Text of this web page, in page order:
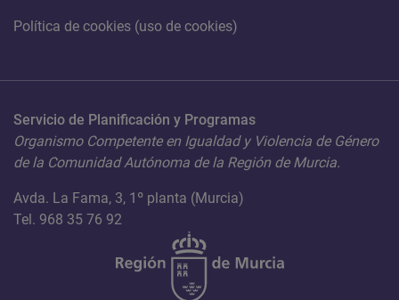
Política de cookies (uso de cookies)
Servicio de Planificación y Programas
Organismo Competente en Igualdad y Violencia de Género
de la Comunidad Autónoma de la Región de Murcia.
Avda. La Fama, 3, 1º planta (Murcia)
Tel. 968 35 76 92